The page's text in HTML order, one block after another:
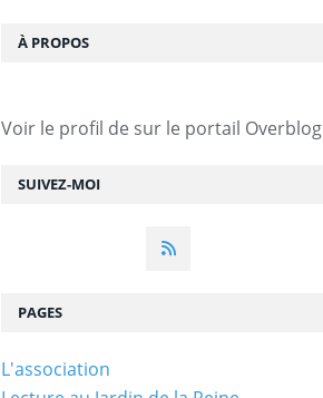
SUIVEZ-MOI
À PROPOS
Voir le profil de sur le portail Overblog
PAGES
L'association